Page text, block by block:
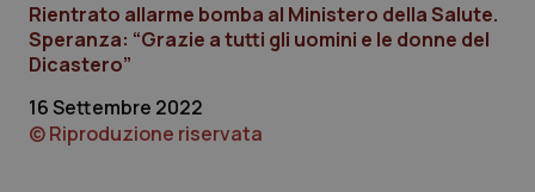
Lazio
Liguria
Diabete & glucometri
Disturbi dell’umore
Rientrato allarme bomba al Ministero della Salute.
Speranza: “Grazie a tutti gli uomini e le donne del
Dicastero”
16 Settembre 2022
© Riproduzione riservata